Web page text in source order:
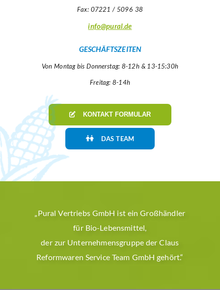
Fax: 07221 / 5096 38
info@pural.de
GESCHÄFTSZEITEN
Von Montag bis Donnerstag: 8-12h & 13-15:30h
Freitag: 8-14h
KONTAKT FORMULAR
DAS TEAM
„Pural Vertriebs GmbH ist ein Großhändler
für Bio-Lebensmittel,
der zur Unternehmensgruppe der Claus
Reformwaren Service Team GmbH gehört.“